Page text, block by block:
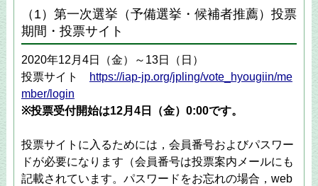
（1）第一次選挙（予備選挙・候補者推薦）投票
期間・投票サイト
2020年12月4日（金）～13日（日）
投票サイト
https://iap-jp.org/jpling/vote_hyougiin/me
mber/login
※投票受付開始は12月4日（金）0:00です。
投票サイトに入るためには，会員番号およびパスワー
ドが必要になります（会員番号は投票案内メールにも
記載されています。パスワードをお忘れの場合，web